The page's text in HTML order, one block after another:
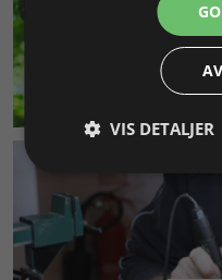
MILJØ
VIS DETALJER